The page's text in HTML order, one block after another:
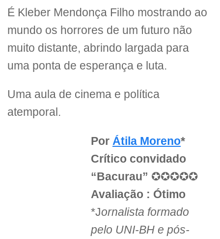
É Kleber Mendonça Filho mostrando ao
mundo os horrores de um futuro não
muito distante, abrindo largada para
uma ponta de esperança e luta.
Uma aula de cinema e política
atemporal.
Por Átila Moreno*
Crítico convidado
“Bacurau” ✪✪✪✪✪
Avaliação : Ótimo
*Jornalista formado
pelo UNI-BH e pós-